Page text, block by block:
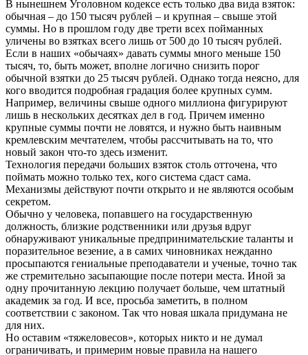
В нынешнем Уголовном кодексе есть только два вида взяток:
обычная – до 150 тысяч рублей – и крупная – свыше этой
суммы. Но в прошлом году две трети всех пойманных
уличены во взятках всего лишь от 500 до 10 тысяч рублей.
Если в наших «обычаях» давать суммы много меньше 150
тысяч, то, быть может, вполне логично снизить порог
обычной взятки до 25 тысяч рублей. Однако тогда неясно, для
кого вводится подробная градация более крупных сумм.
Например, величины свыше одного миллиона фигурируют
лишь в нескольких десятках дел в год. Причем именно
крупные суммы почти не ловятся, и нужно быть наивным
кремлевским мечтателем, чтобы рассчитывать на то, что
новый закон что-то здесь изменит.
Технология передачи больших взяток столь отточена, что
поймать можно только тех, кого система сдаст сама.
Механизмы действуют почти открыто и не являются особым
секретом.
Обычно у человека, попавшего на государственную
должность, близкие родственники или друзья вдруг
обнаруживают уникальные предпринимательские таланты и
поразительное везение, а в самих чиновниках нежданно
просыпаются гениальные преподаватели и ученые, точно так
же стремительно засыпающие после потери места. Иной за
одну прочитанную лекцию получает больше, чем штатный
академик за год. И все, просьба заметить, в полном
соответствии с законом. Так что новая шкала придумана не
для них.
Но оставим «тяжеловесов», которых никто и не думал
ограничивать, и примерим новые правила на нашего